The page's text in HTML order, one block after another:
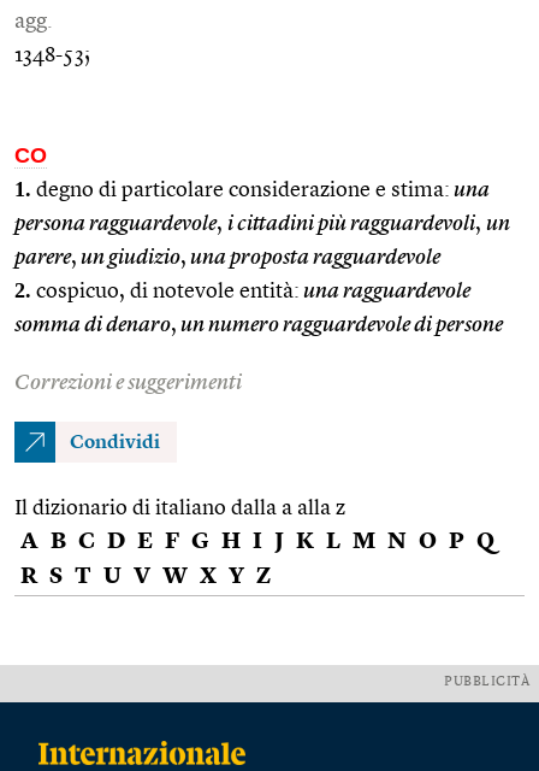
agg.
1348-53;
CO
1. degno di particolare considerazione e stima: una
persona ragguardevole, i cittadini più ragguardevoli, un
parere, un giudizio, una proposta ragguardevole
2. cospicuo, di notevole entità: una ragguardevole
somma di denaro, un numero ragguardevole di persone
Correzioni e suggerimenti
Condividi
Il dizionario di italiano dalla a alla z
A B C D E F G H I J K L M N O P Q
R S T U V W X Y Z
PUBBLICITÀ